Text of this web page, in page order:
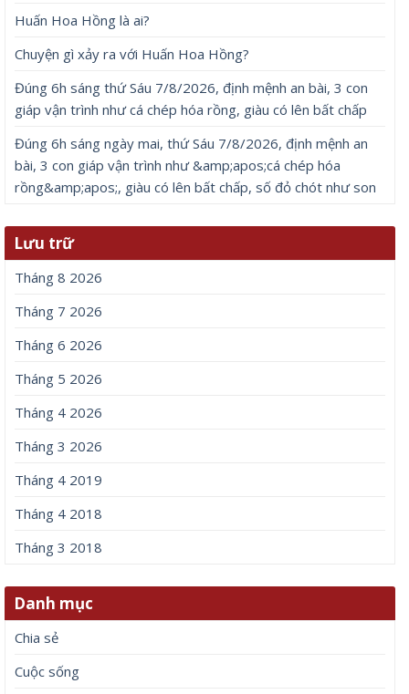
Huấn Hoa Hồng là ai?
Chuyện gì xảy ra với Huấn Hoa Hồng?
Đúng 6h sáng thứ Sáu 7/8/2026, định mệnh an bài, 3 con
giáp vận trình như cá chép hóa rồng, giàu có lên bất chấp
Đúng 6h sáng ngày mai, thứ Sáu 7/8/2026, định mệnh an
bài, 3 con giáp vận trình như &amp;apos;cá chép hóa
rồng&amp;apos;, giàu có lên bất chấp, số đỏ chót như son
Lưu trữ
Tháng 8 2026
Tháng 7 2026
Tháng 6 2026
Tháng 5 2026
Tháng 4 2026
Tháng 3 2026
Tháng 4 2019
Tháng 4 2018
Tháng 3 2018
Danh mục
Chia sẻ
Cuộc sống